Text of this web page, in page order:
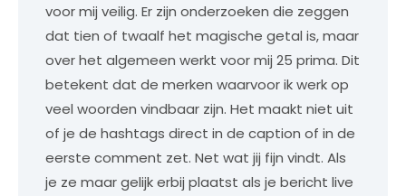
voor mij veilig. Er zijn onderzoeken die zeggen
dat tien of twaalf het magische getal is, maar
over het algemeen werkt voor mij 25 prima. Dit
betekent dat de merken waarvoor ik werk op
veel woorden vindbaar zijn. Het maakt niet uit
of je de hashtags direct in de caption of in de
eerste comment zet. Net wat jij fijn vindt. Als
je ze maar gelijk erbij plaatst als je bericht live